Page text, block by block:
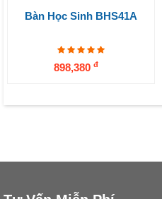
Bàn Học Sinh BHS41A
898,380 đ